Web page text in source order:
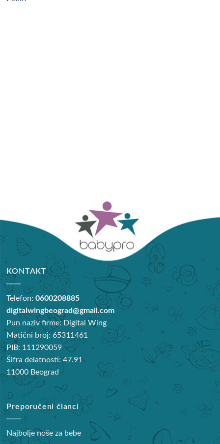
KONTAKT
Telefon:0600208885
digitalwingbeograd@gmail.com
Pun naziv firme: Digital Wing
Matični broj: 65311461
PIB: 111290059
Šifra delatnosti: 47.91
11000 Beograd
Preporučeni članci
Najbolje noše za bebe